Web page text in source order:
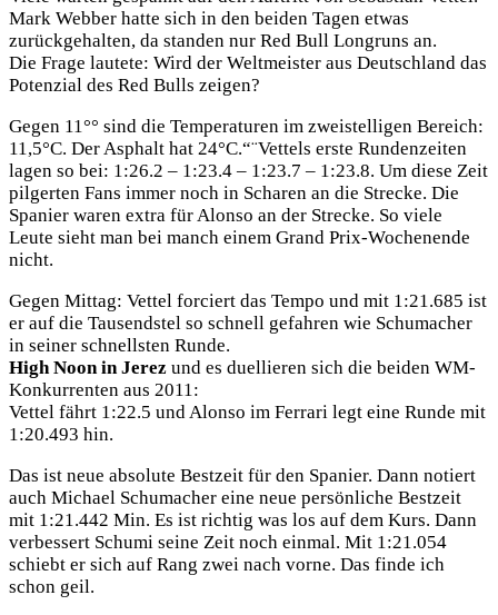
Mark Webber hatte sich in den beiden Tagen etwas
zurückgehalten, da standen nur Red Bull Longruns an.
Die Frage lautete: Wird der Weltmeister aus Deutschland das
Potenzial des Red Bulls zeigen?
Gegen 11°° sind die Temperaturen im zweistelligen Bereich:
11,5°C. Der Asphalt hat 24°C.“¨Vettels erste Rundenzeiten
lagen so bei: 1:26.2 – 1:23.4 – 1:23.7 – 1:23.8. Um diese Zeit
pilgerten Fans immer noch in Scharen an die Strecke. Die
Spanier waren extra für Alonso an der Strecke. So viele
Leute sieht man bei manch einem Grand Prix-Wochenende
nicht.
Gegen Mittag: Vettel forciert das Tempo und mit 1:21.685 ist
er auf die Tausendstel so schnell gefahren wie Schumacher
in seiner schnellsten Runde.
High Noon in Jerez und es duellieren sich die beiden WM-
Konkurrenten aus 2011:
Vettel fährt 1:22.5 und Alonso im Ferrari legt eine Runde mit
1:20.493 hin.
Das ist neue absolute Bestzeit für den Spanier. Dann notiert
auch Michael Schumacher eine neue persönliche Bestzeit
mit 1:21.442 Min. Es ist richtig was los auf dem Kurs. Dann
verbessert Schumi seine Zeit noch einmal. Mit 1:21.054
schiebt er sich auf Rang zwei nach vorne. Das finde ich
schon geil.